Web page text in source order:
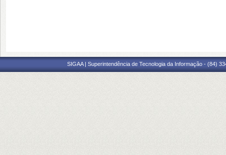
SIGAA | Superintendência de Tecnologia da Informação - (84)